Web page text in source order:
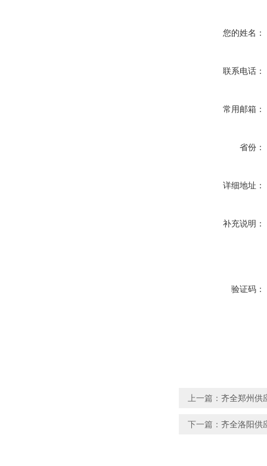
您的姓名：
联系电话：
常用邮箱：
省份：
详细地址：
补充说明：
验证码：
上一篇： 齐全郑州供
下一篇： 齐全洛阳供